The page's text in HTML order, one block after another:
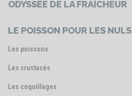
ODYSSÉE DE LA FRAÎCHEUR
LE POISSON POUR LES NULS
Les poissons
Les crustacés
Les coquillages